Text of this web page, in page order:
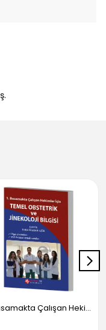
1.Basamakta Çalışan Hekimler İçin Temel Obstetrik Ve Jinekoloji Bilgisi